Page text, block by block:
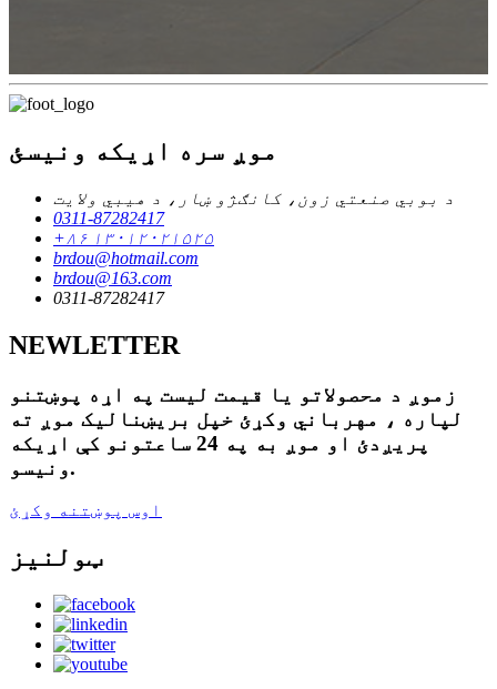
موږ سره اړیکه ونیسئ
د بوبي صنعتي زون، کانګژو ښار، د هیبي ولایت
0311-87282417
+۸۶ ۱۳۰۱۲۰۲۱۵۲۵
brdou@hotmail.com
brdou@163.com
0311-87282417
NEWLETTER
زموږ د محصولاتو یا قیمت لیست په اړه پوښتنو
لپاره ، مهرباني وکړئ خپل بریښنالیک موږ ته
پریږدئ او موږ به په 24 ساعتونو کې اړیکه
ونیسو.
اوس پوښتنه وکړئ
ټولنیز